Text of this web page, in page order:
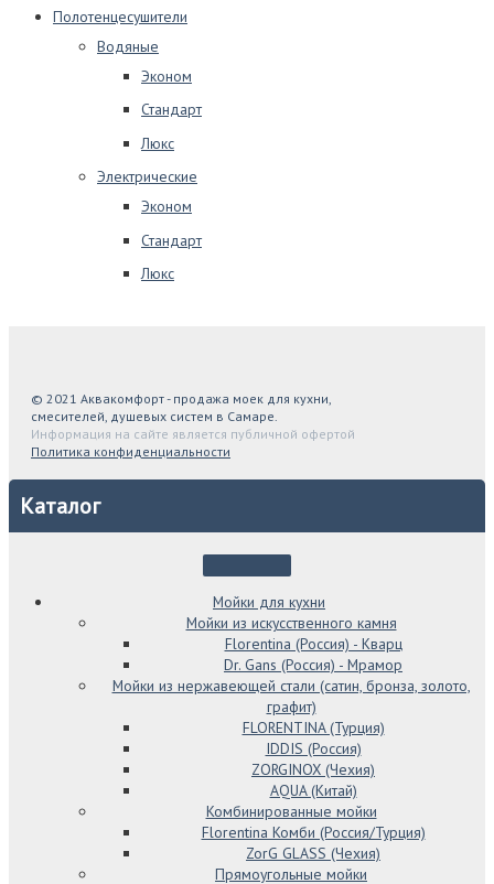
Полотенцесушители
Водяные
Эконом
Стандарт
Люкс
Электрические
Эконом
Стандарт
Люкс
© 2021 Аквакомфорт - продажа моек для кухни,
смесителей, душевых систем в Самаре.
Информация на сайте является публичной офертой
Политика конфиденциальности
Каталог
Мойки для кухни
Мойки из искусственного камня
Florentina (Россия) - Кварц
Dr. Gans (Россия) - Мрамор
Мойки из нержавеющей стали (сатин, бронза, золото,
графит)
FLORENTINA (Турция)
IDDIS (Россия)
ZORGINOX (Чехия)
AQUA (Китай)
Комбинированные мойки
Florentina Комби (Россия/Турция)
ZorG GLASS (Чехия)
Прямоугольные мойки